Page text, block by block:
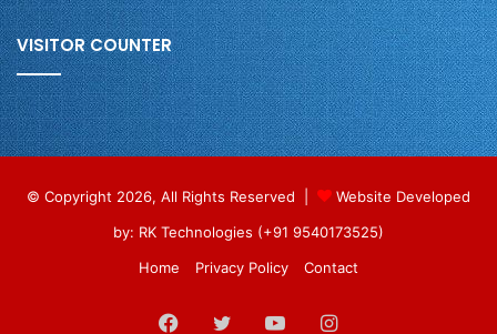
VISITOR COUNTER
© Copyright 2026, All Rights Reserved |
Website Developed
by: RK Technologies (+91 9540173525)
Home
Privacy Policy Contact
Facebook
TwitterYouTubeInstagram